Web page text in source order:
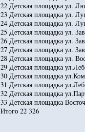
22 Детская площадка ул.
23 Детская площадка ул.
24 Детская площадка ул.
25 Детская площадка ул.
26 Детская площадка ул.
27 Детская площадка ул.
28 Детская площадка ул.
29 Детская площадка
30 Детская площадка
31 Детская площадка
32 Детская площадка
33 Детская площадка
Итого 22 326